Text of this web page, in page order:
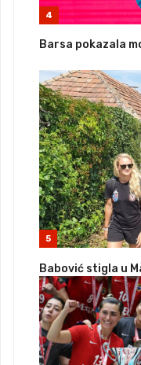
4
Barsa pokazala
5
Babović stigla u